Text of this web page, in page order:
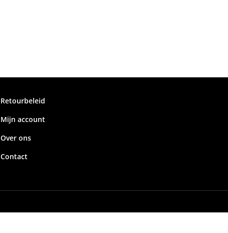
Retourbeleid
Mijn account
Over ons
Contact